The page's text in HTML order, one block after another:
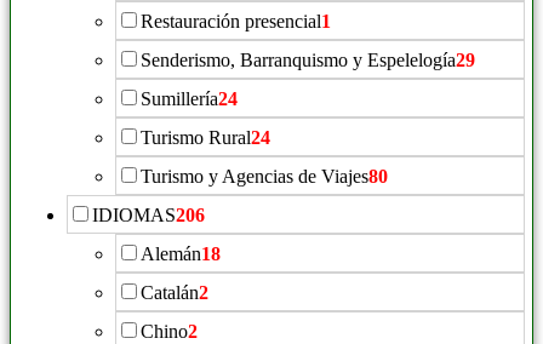
Restauración presencial1
Senderismo, Barranquismo y Espelelogía29
Sumillería24
Turismo Rural24
Turismo y Agencias de Viajes80
IDIOMAS206
Alemán18
Catalán2
Chino2